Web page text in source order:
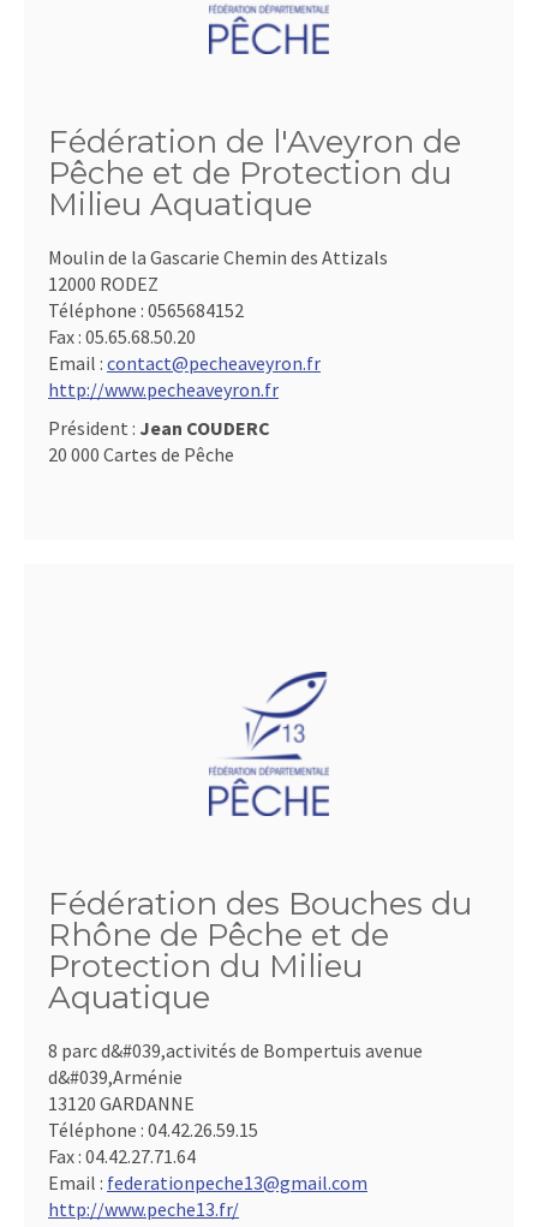
Fédération de l'Aveyron de
Pêche et de Protection du
Milieu Aquatique
Moulin de la Gascarie Chemin des Attizals
12000 RODEZ
Téléphone : 0565684152
Fax : 05.65.68.50.20
Email : contact@pecheaveyron.fr
http://www.pecheaveyron.fr
Président : Jean COUDERC
20 000 Cartes de Pêche
Fédération des Bouches du
Rhône de Pêche et de
Protection du Milieu
Aquatique
8 parc d&#039,activités de Bompertuis avenue
d&#039,Arménie
13120 GARDANNE
Téléphone : 04.42.26.59.15
Fax : 04.42.27.71.64
Email : federationpeche13@gmail.com
http://www.peche13.fr/